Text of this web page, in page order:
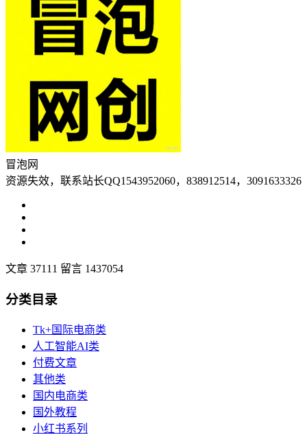
冒泡网
资源失效，联系站长QQ1543952060，838912514，3091633326
文章 37111 留言 1437054
分类目录
Tk+国际电商类
人工智能AI类
付费文章
其他类
国内电商类
国外教程
小红书系列